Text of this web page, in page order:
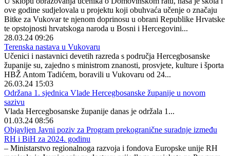
ove godine sudjelovala u projektu koji obuhvaća učenje o značaju
Bitke za Vukovar te njenom doprinosu u obrani Republike Hrvatske
te opstojnosti hrvatskoga naroda u Bosni i Hercegovini...
28.03.24 09:26
Terenska nastava u Vukovaru
Učenici i nastavnici devetih razreda s područja Hercegbosanske
županije su, zajedno s ministrom znanosti, prosvjete, kulture i športa
HBŽ Antom Tadićem, boravili u Vukovaru od 24...
26.03.24 15:03
Održana 1. sjednica Vlade Hercegbosanske županije u novom
sazivu
Vlada Hercegbosanske županije danas je održala 1...
01.03.24 08:56
Objavljen Javni poziv za Program prekogranične suradnje između
RH i BiH za 2024. godinu
– Ministarstvo regionalnoga razvoja i fondova Europske unije RH